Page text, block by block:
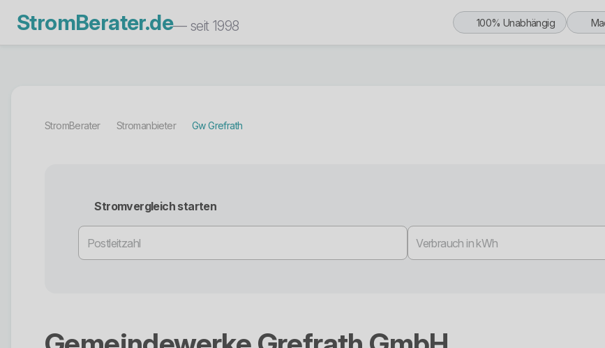
StromBerater.de— seit 1998 100% Unabhängig
StromBerater Stromanbieter Gw Grefrath
Stromvergleich starten